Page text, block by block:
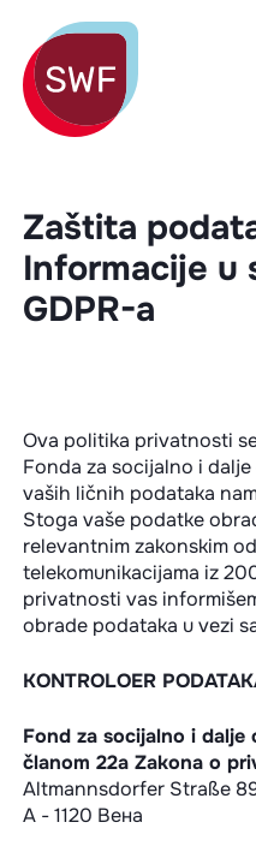
Zaštita
Informacije u
GDPR-a
Ova politika privatnosti
Fonda za socijalno i
vaših ličnih podataka
Stoga vaše podatke
relevantnim zakonskim
telekomunikacijama iz
privatnosti vas
obrade podataka u vezi
KONTROLOER
Fond za socijalno i dalje
članom 22a Zakona o
Altmannsdorfer Straße
A - 1120 Вена